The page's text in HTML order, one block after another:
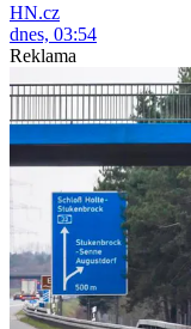
HN.cz
dnes, 03:54
Reklama